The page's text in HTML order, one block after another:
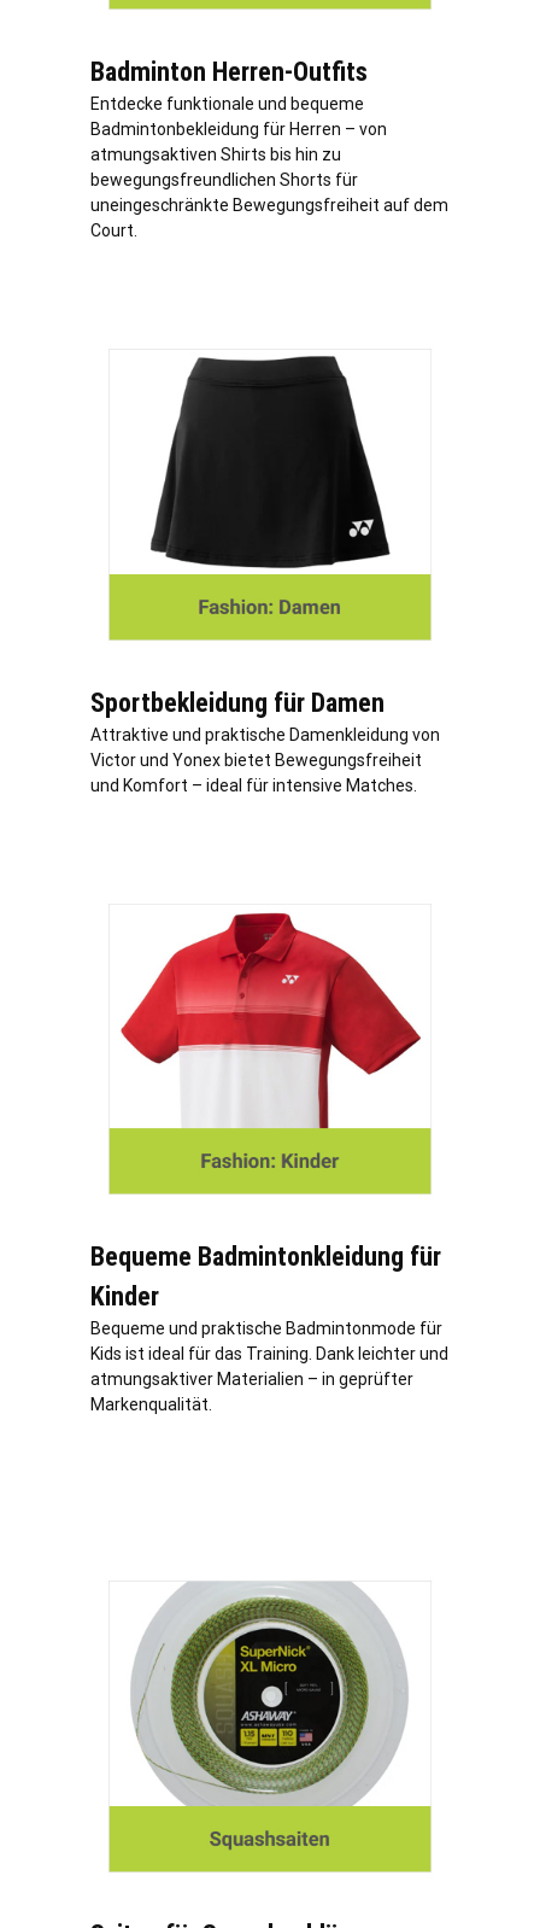
Badminton Herren-Outfits
Entdecke funktionale und bequeme
Badmintonbekleidung für Herren – von
atmungsaktiven Shirts bis hin zu
bewegungsfreundlichen Shorts für
uneingeschränkte Bewegungsfreiheit auf dem
Court.
Sportbekleidung für Damen
Attraktive und praktische Damenkleidung von
Victor und Yonex bietet Bewegungsfreiheit
und Komfort – ideal für intensive Matches.
Bequeme Badmintonkleidung für
Kinder
Bequeme und praktische Badmintonmode für
Kids ist ideal für das Training. Dank leichter und
atmungsaktiver Materialien – in geprüfter
Markenqualität.